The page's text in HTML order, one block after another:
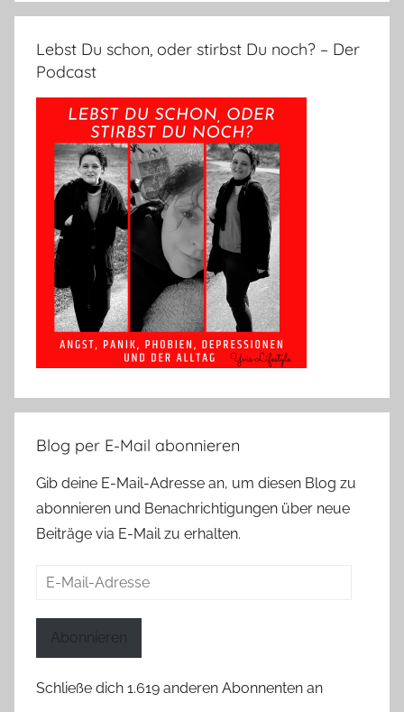
Lebst Du schon, oder stirbst Du noch? – Der
Podcast
Blog per E-Mail abonnieren
Gib deine E-Mail-Adresse an, um diesen Blog zu
abonnieren und Benachrichtigungen über neue
Beiträge via E-Mail zu erhalten.
E-
Abonnieren
Schließe dich 1.619 anderen Abonnenten an